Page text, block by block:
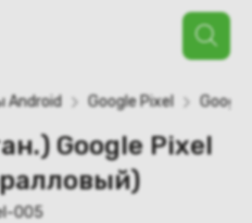
Поиск
товаров
Android Google Pixel
Google Pixel
005